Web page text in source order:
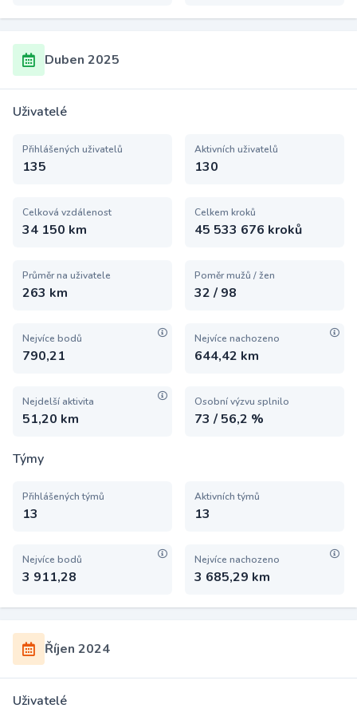
Duben 2025
Uživatelé
Přihlášených uživatelů
135
Aktivních uživatelů
130
Celková vzdálenost
34 150 km
Celkem kroků
45 533 676 kroků
Průměr na uživatele
263 km
Poměr mužů / žen
32 / 98
Nejvíce bodů
790,21
Nejvíce nachozeno
644,42 km
Nejdelší aktivita
51,20 km
Osobní výzvu splnilo
73 / 56,2 %
Týmy
Přihlášených týmů
13
Aktivních týmů
13
Nejvíce bodů
3 911,28
Nejvíce nachozeno
3 685,29 km
Říjen 2024
Uživatelé